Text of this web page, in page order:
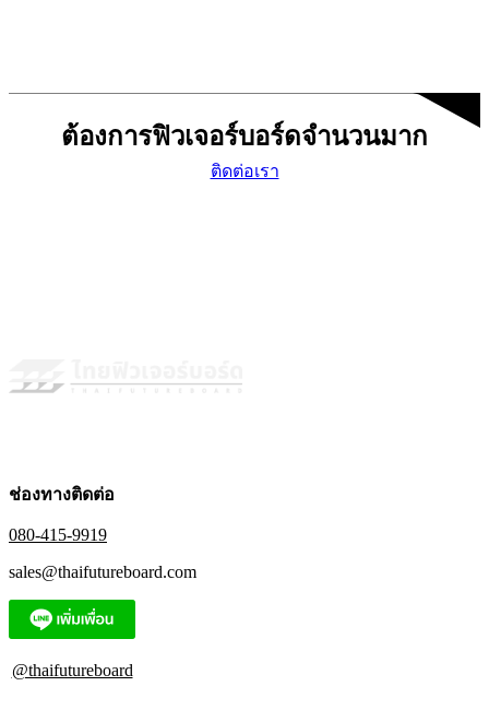
ต้องการฟิวเจอร์บอร์ดจำนวนมาก
ติดต่อเรา
ช่องทางติดต่อ
080-415-9919
sales@thaifutureboard.com
@thaifutureboard